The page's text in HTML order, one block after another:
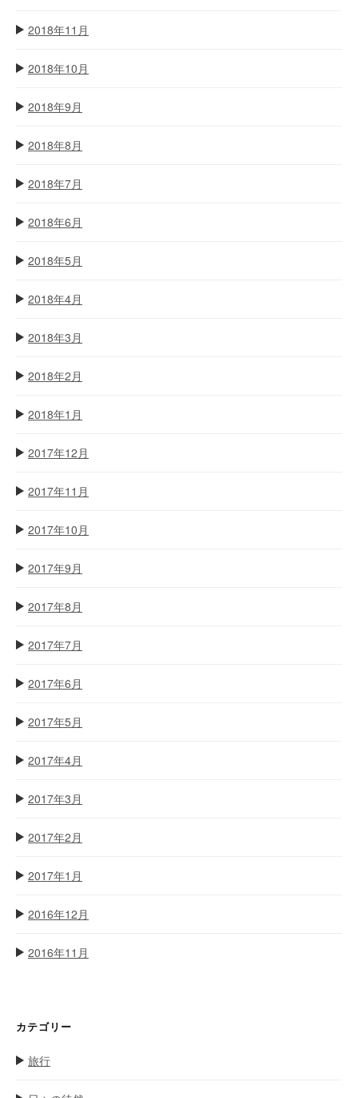
2018年11月
2018年10月
2018年9月
2018年8月
2018年7月
2018年6月
2018年5月
2018年4月
2018年3月
2018年2月
2018年1月
2017年12月
2017年11月
2017年10月
2017年9月
2017年8月
2017年7月
2017年6月
2017年5月
2017年4月
2017年3月
2017年2月
2017年1月
2016年12月
2016年11月
カテゴリー
旅行